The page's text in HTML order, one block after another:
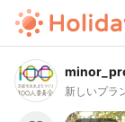
新しいプラ